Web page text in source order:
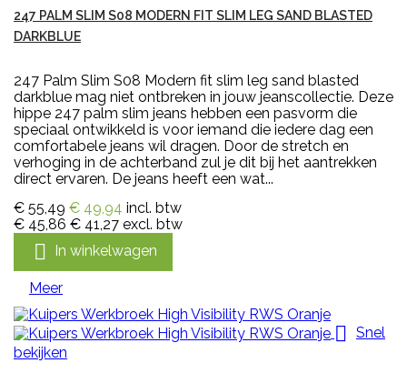
247 PALM SLIM S08 MODERN FIT SLIM LEG SAND BLASTED
DARKBLUE
247 Palm Slim S08 Modern fit slim leg sand blasted
darkblue mag niet ontbreken in jouw jeanscollectie. Deze
hippe 247 palm slim jeans hebben een pasvorm die
speciaal ontwikkeld is voor iemand die iedere dag een
comfortabele jeans wil dragen. Door de stretch en
verhoging in de achterband zul je dit bij het aantrekken
direct ervaren. De jeans heeft een wat...
€ 55,49 € 49,94 incl. btw
€ 45,86 € 41,27 excl. btw
 In winkelwagen
Meer
 Snel
bekijken